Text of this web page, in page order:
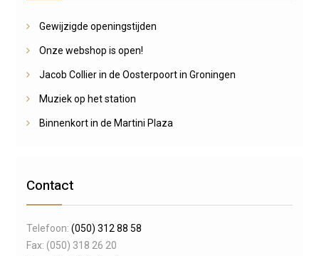
Gewijzigde openingstijden
Onze webshop is open!
Jacob Collier in de Oosterpoort in Groningen
Muziek op het station
Binnenkort in de Martini Plaza
Contact
Telefoon: (050) 312 88 58
Fax: (050) 318 26 20